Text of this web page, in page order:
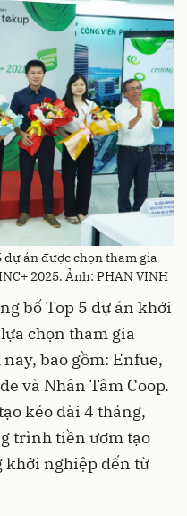
án được chọn tham gia
2025. Ảnh: PHAN VINH
bố Top 5 dự án khởi
chọn tham gia
bao gồm: Enfue,
và Nhân Tâm Coop.
kéo dài 4 tháng,
trình tiền ươm tạo
khởi nghiệp đến từ